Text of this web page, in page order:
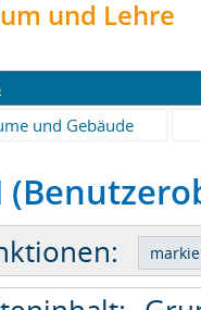
und Lehre
und Gebäude